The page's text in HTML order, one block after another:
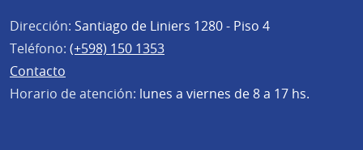
Dirección: Santiago de Liniers 1280 - Piso 4
Teléfono: (+598) 150 1353
Contacto
Horario de atención: lunes a viernes de 8 a 17 hs.